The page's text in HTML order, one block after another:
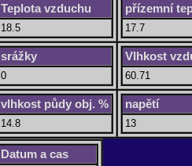
Teplota vzduchu
18.5
přízemní
17.7
srážky
0
Vlhkost
60.71
vlhkost půdy obj. %
14.8
napětí
13
Datum a cas